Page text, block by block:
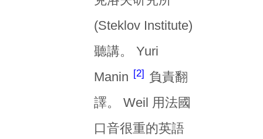
(Steklov Institute)
聽講。 Yuri
Manin
2
負責翻
譯。 Weil 用法國
口音很重的英語